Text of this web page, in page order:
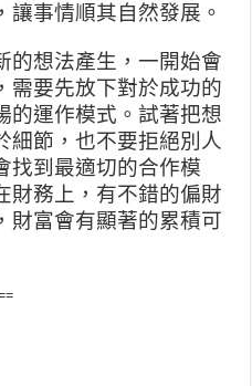
讓事情順其自然發展。
的想法產生，一開始會
需要先放下對於成功的
的運作模式。試著把想
細節，也不要拒絕別人
找到最適切的合作模
財務上，有不錯的偏財
財富會有顯著的累積可